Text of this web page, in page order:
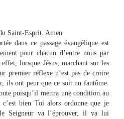
Saint-Esprit. Amen
dans ce passage évangélique est
pour chacun d’entre nous par
lorsque Jésus, marchant sur les
premier réflexe n’est pas de croire
ils ont peur que ce soit un fantôme.
puisqu’il mettra une condition au
bien Toi alors ordonne que je
Seigneur va l’éprouver, il va lui